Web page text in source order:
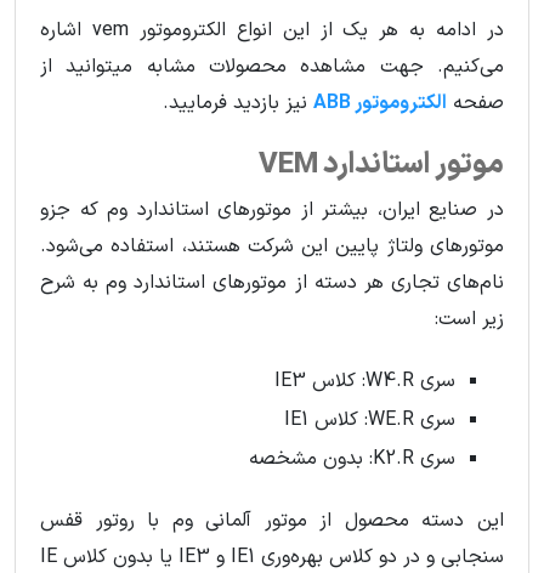
در ادامه به هر یک از این انواع الکتروموتور vem اشاره
می‌کنیم. جهت مشاهده محصولات مشابه میتوانید از
صفحه الکتروموتور ABB نیز بازدید فرمایید.
موتور استاندارد VEM
در صنایع ایران، بیشتر از موتورهای استاندارد وم که جزو
موتورهای ولتاژ پایین این شرکت هستند، استفاده می‌شود.
نام‌های تجاری هر دسته از موتورهای استاندارد وم به شرح
زیر است:
سری W4.R: کلاس IE3
سری WE.R: کلاس IE1
سری K2.R: بدون مشخصه
این دسته محصول از موتور آلمانی وم با روتور قفس
سنجابی و در دو کلاس بهره‌وری IE1 و IE3 یا بدون کلاس IE